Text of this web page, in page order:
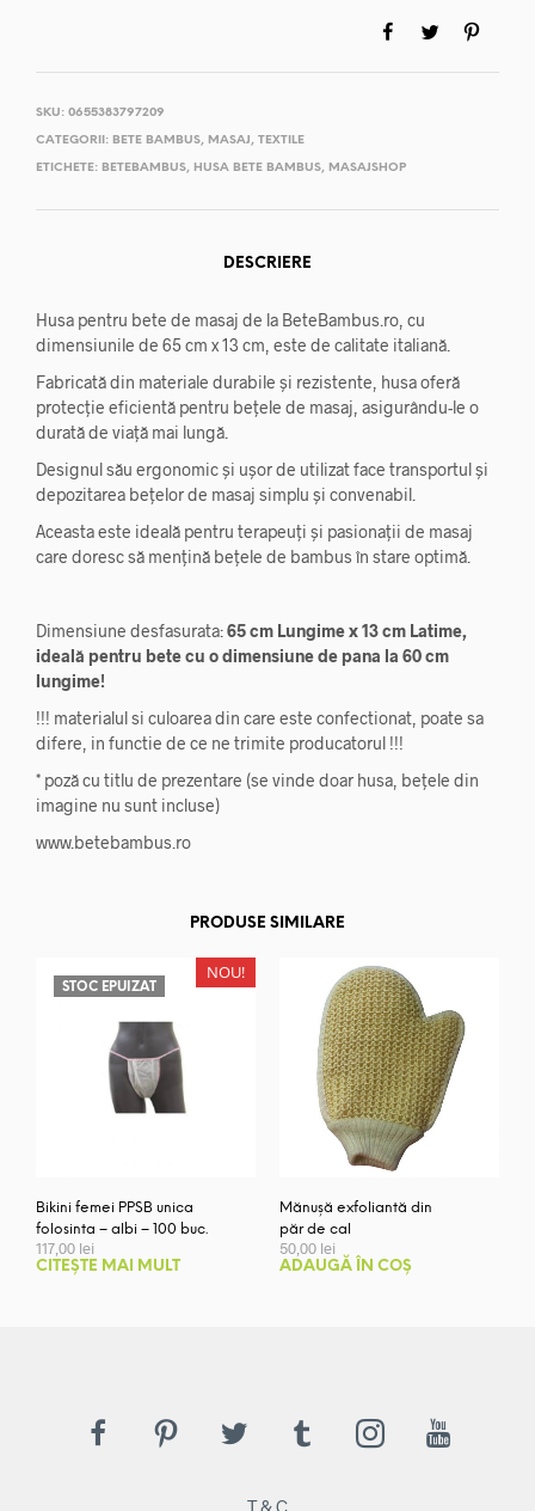
SKU: 0655383797209
CATEGORII: BETE BAMBUS, MASAJ, TEXTILE
ETICHETE: BETEBAMBUS, HUSA BETE BAMBUS, MASAJSHOP
DESCRIERE
Husa pentru bete de masaj de la BeteBambus.ro, cu
dimensiunile de 65 cm x 13 cm, este de calitate italiană.
Fabricată din materiale durabile și rezistente, husa oferă
protecție eficientă pentru bețele de masaj, asigurându-le o
durată de viață mai lungă.
Designul său ergonomic și ușor de utilizat face transportul și
depozitarea bețelor de masaj simplu și convenabil.
Aceasta este ideală pentru terapeuți și pasionații de masaj
care doresc să mențină bețele de bambus în stare optimă.
Dimensiune desfasurata:65 cm Lungime x 13 cm Latime,
ideală pentru bete cu o dimensiune de pana la 60 cm
lungime!
!!! materialul si culoarea din care este confectionat, poate sa
difere, in functie de ce ne trimite producatorul !!!
* poză cu titlu de prezentare (se vinde doar husa, bețele din
imagine nu sunt incluse)
www.betebambus.ro
PRODUSE SIMILARE
NOU!
STOC EPUIZAT
Bikini femei PPSB unica
folosinta – albi – 100 buc.
117,00 lei
CITEȘTE MAI MULT
Mănușă exfoliantă din
păr de cal
50,00 lei
ADAUGĂ ÎN COȘ
T & C